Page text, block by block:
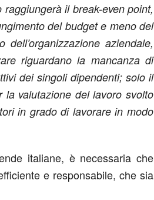
il break-even point,
del budget e meno del
aziendale,
riguardano la mancanza di
dei singoli dipendenti; solo il
valutazione del lavoro svolto
in grado di lavorare in modo
italiane, è necessaria che
e responsabile, che sia